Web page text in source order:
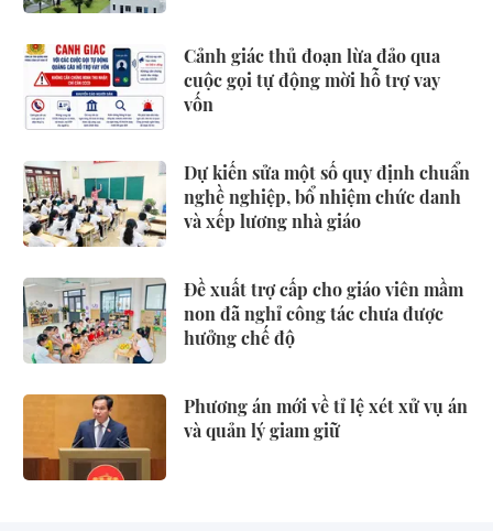
Cảnh giác thủ đoạn lừa đảo qua
cuộc gọi tự động mời hỗ trợ vay
vốn
Dự kiến sửa một số quy định chuẩn
nghề nghiệp, bổ nhiệm chức danh
và xếp lương nhà giáo
Đề xuất trợ cấp cho giáo viên mầm
non đã nghỉ công tác chưa được
hưởng chế độ
Phương án mới về tỉ lệ xét xử vụ án
và quản lý giam giữ